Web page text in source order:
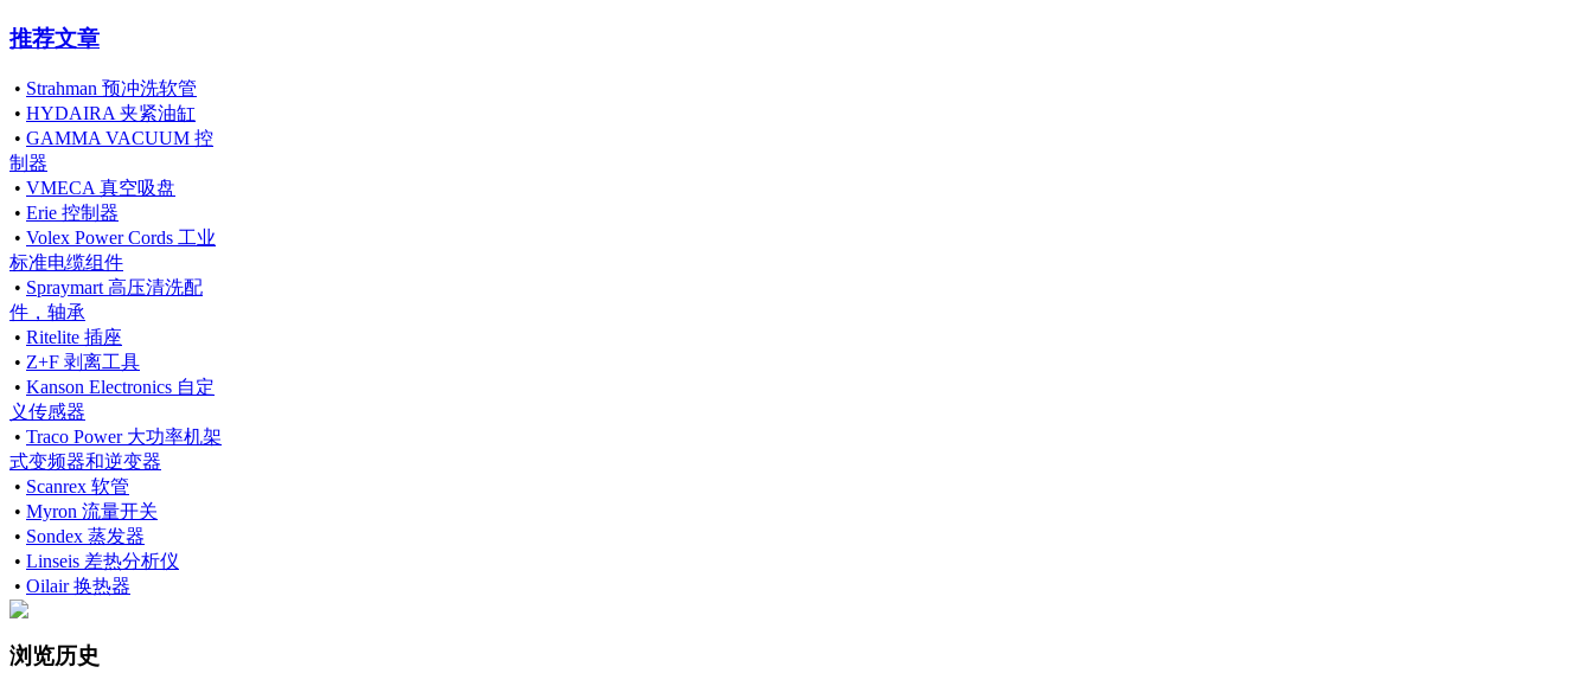
推荐文章
• Strahman 预冲洗软管
• HYDAIRA 夹紧油缸
• GAMMA VACUUM 控
制器
• VMECA 真空吸盘
• Erie 控制器
• Volex Power Cords 工业
标准电缆组件
• Spraymart 高压清洗配
件，轴承
• Ritelite 插座
• Z+F 剥离工具
• Kanson Electronics 自定
义传感器
• Traco Power 大功率机架
式变频器和逆变器
• Scanrex 软管
• Myron 流量开关
• Sondex 蒸发器
• Linseis 差热分析仪
• Oilair 换热器
浏览历史